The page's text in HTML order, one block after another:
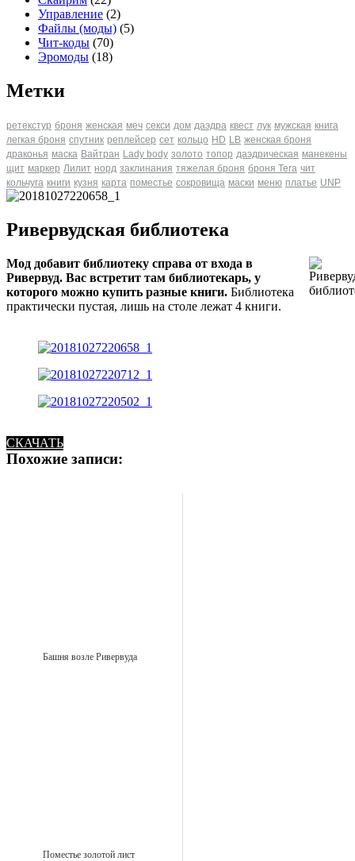
Управление (2)
Файлы (моды) (5)
Чит-коды (70)
Эромоды (18)
Метки
ретекстур броня женская меч секси дом даэдра квест лук мужская книга
легкая броня спутник реплейсер сет кольцо HD LB женская броня
драконья маска Вайтран Lady body золото топор даэдрическая манекены
щит маркер Лилит норд заклинания тяжелая броня броня Tera чит
кольчуга книги кузня карта поместье сокровища маски меню платье UNP
Ривервудская библиотека
Мод добавит библиотеку справа от входа в
Ривервуд. Вас встретит там библиотекарь, у
которого можно купить разные книги. Библиотека
практически пустая, лишь на столе лежат 4 книги.
СКАЧАТЬ
Похожие записи:
Башня возле Ривервуда
Поместье золотой лист